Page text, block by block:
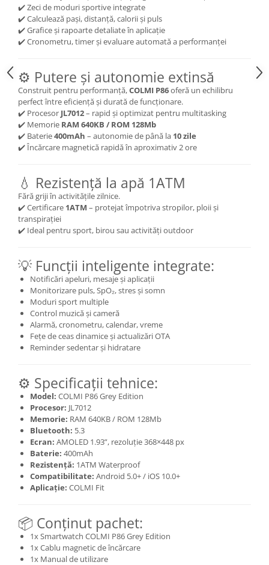
✔️ Zeci de moduri sportive integrate
✔️ Calculează pași, distanță, calorii și puls
✔️ Grafice și rapoarte detaliate în aplicație
✔️ Cronometru, timer și evaluare automată a performanței
⚙️ Putere și autonomie extinsă
Construit pentru performanță,COLMI P86oferă un echilibru
perfect între eficiență și durată de funcționare.
✔️ Procesor JL7012– rapid și optimizat pentru multitasking
✔️ Memorie RAM 640KB / ROM 128Mb
✔️ Baterie400mAh – autonomie de până la 10 zile
✔️ Încărcare magnetică rapidă în aproximativ 2 ore
💧 Rezistență la apă 1ATM
Fără griji în activitățile zilnice.
✔️ Certificare 1ATM – protejat împotriva stropilor, ploii și
transpirației
✔️ Ideal pentru sport, birou sau activități outdoor
💡 Funcții inteligente integrate:
Notificări apeluri, mesaje și aplicații
Monitorizare puls, SpO₂, stres și somn
Moduri sport multiple
Control muzică și cameră
Alarmă, cronometru, calendar, vreme
Fețe de ceas dinamice și actualizări OTA
Reminder sedentar și hidratare
⚙️ Specificații tehnice:
Model: COLMI P86 Grey Edition
Procesor: JL7012
Memorie: RAM 640KB / ROM 128Mb
Bluetooth: 5.3
Ecran: AMOLED 1.93”, rezoluție 368×448 px
Baterie: 400mAh
Rezistență: 1ATM Waterproof
Compatibilitate: Android 5.0+ / iOS 10.0+
Aplicație: COLMI Fit
📦 Conținut pachet:
1x Smartwatch COLMI P86 Grey Edition
1x Cablu magnetic de încărcare
1x Manual de utilizare